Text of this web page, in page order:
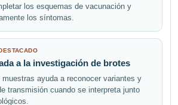
los esquemas de vacunación y
los síntomas.
a la investigación de brotes
muestras ayuda a reconocer variantes y
transmisión cuando se interpreta junto